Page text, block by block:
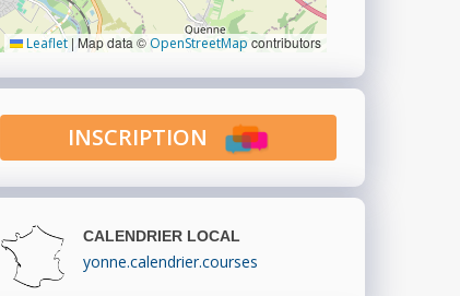
Leaflet | Map data ©OpenStreetMap contributors
INSCRIPTION
CALENDRIER LOCAL
yonne.calendrier.courses